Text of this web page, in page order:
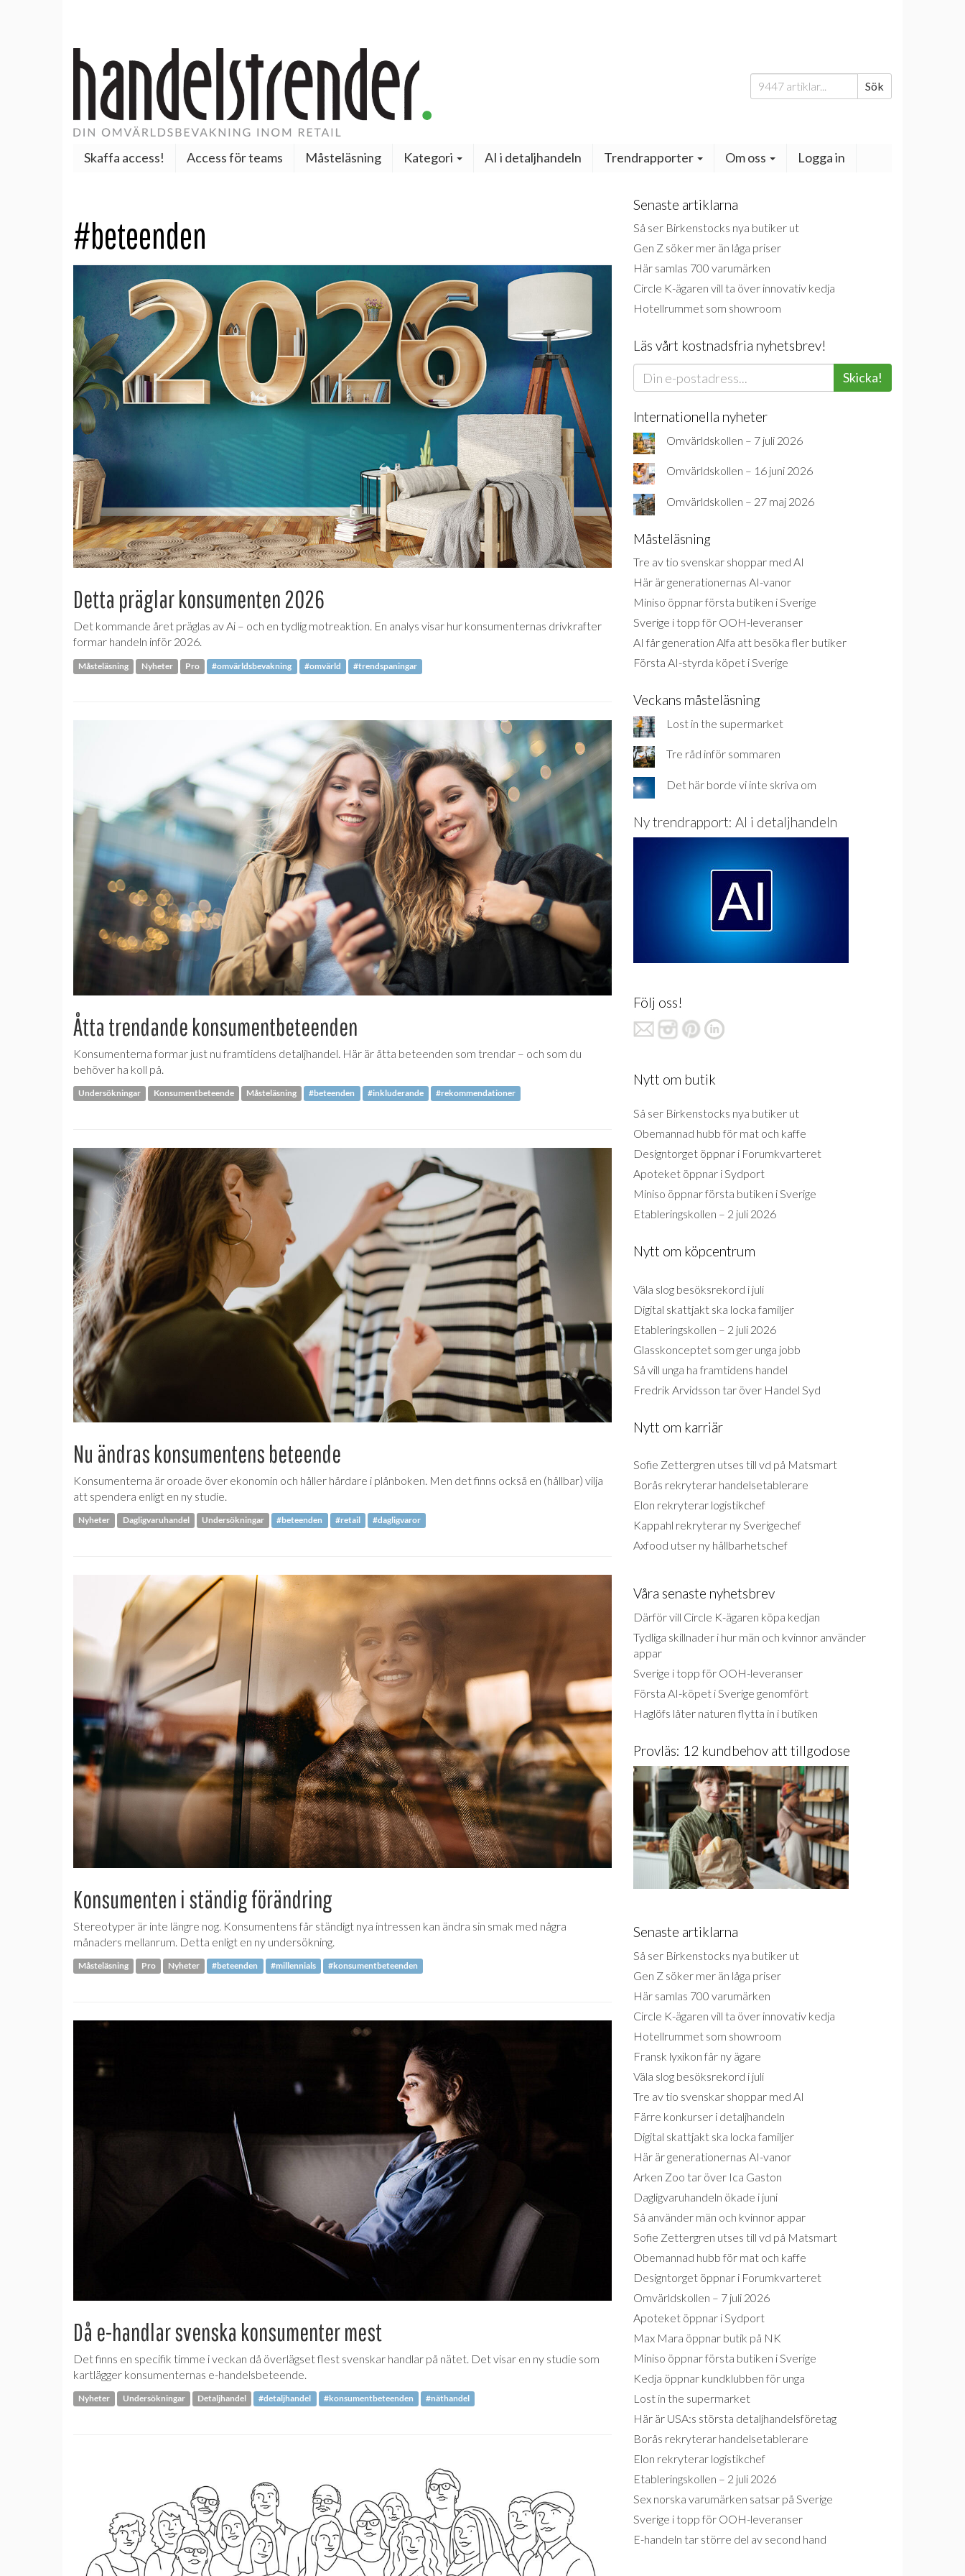
Sök
efter:
Sök
Skaffa access! Access för teams Måsteläsning Kategori AI i detaljhandeln Trendrapporter Om oss Logga in
#beteenden
Detta präglar konsumenten 2026
Det kommande året präglas av Ai – och en tydlig motreaktion. En analys visar hur konsumenternas drivkrafter
formar handeln inför 2026.
Måsteläsning Nyheter Pro #omvärldsbevakning #omvärld #trendspaningar
Åtta trendande konsumentbeteenden
Konsumenterna formar just nu framtidens detaljhandel. Här är åtta beteenden som trendar – och som du
behöver ha koll på.
Undersökningar Konsumentbeteende Måsteläsning #beteenden #inkluderande #rekommendationer
Nu ändras konsumentens beteende
Konsumenterna är oroade över ekonomin och håller hårdare i plånboken. Men det finns också en (hållbar) vilja
att spendera enligt en ny studie.
Nyheter Dagligvaruhandel Undersökningar #beteenden #retail #dagligvaror
Konsumenten i ständig förändring
Stereotyper är inte längre nog. Konsumentens får ständigt nya intressen kan ändra sin smak med några
månaders mellanrum. Detta enligt en ny undersökning.
Måsteläsning Pro Nyheter #beteenden #millennials #konsumentbeteenden
Då e-handlar svenska konsumenter mest
Det finns en specifik timme i veckan då överlägset flest svenskar handlar på nätet. Det visar en ny studie som
kartlägger konsumenternas e-handelsbeteende.
Nyheter Undersökningar Detaljhandel #detaljhandel #konsumentbeteenden #näthandel
Senaste artiklarna
Så ser Birkenstocks nya butiker ut
Gen Z söker mer än låga priser
Här samlas 700 varumärken
Circle K-ägaren vill ta över innovativ kedja
Hotellrummet som showroom
Läs vårt kostnadsfria nyhetsbrev!
Skicka!
Internationella nyheter
Omvärldskollen – 7 juli 2026
Omvärldskollen – 16 juni 2026
Omvärldskollen – 27 maj 2026
Måsteläsning
Tre av tio svenskar shoppar med AI
Här är generationernas AI-vanor
Miniso öppnar första butiken i Sverige
Sverige i topp för OOH-leveranser
AI får generation Alfa att besöka fler butiker
Första AI-styrda köpet i Sverige
Veckans måsteläsning
Lost in the supermarket
Tre råd inför sommaren
Det här borde vi inte skriva om
Ny trendrapport: AI i detaljhandeln
Följ oss!
Nytt om butik
Så ser Birkenstocks nya butiker ut
Obemannad hubb för mat och kaffe
Designtorget öppnar i Forumkvarteret
Apoteket öppnar i Sydport
Miniso öppnar första butiken i Sverige
Etableringskollen – 2 juli 2026
Nytt om köpcentrum
Väla slog besöksrekord i juli
Digital skattjakt ska locka familjer
Etableringskollen – 2 juli 2026
Glasskonceptet som ger unga jobb
Så vill unga ha framtidens handel
Fredrik Arvidsson tar över Handel Syd
Nytt om karriär
Sofie Zettergren utses till vd på Matsmart
Borås rekryterar handelsetablerare
Elon rekryterar logistikchef
Kappahl rekryterar ny Sverigechef
Axfood utser ny hållbarhetschef
Våra senaste nyhetsbrev
Därför vill Circle K-ägaren köpa kedjan
Tydliga skillnader i hur män och kvinnor använder
appar
Sverige i topp för OOH-leveranser
Första AI-köpet i Sverige genomfört
Haglöfs låter naturen flytta in i butiken
Provläs: 12 kundbehov att tillgodose
Senaste artiklarna
Så ser Birkenstocks nya butiker ut
Gen Z söker mer än låga priser
Här samlas 700 varumärken
Circle K-ägaren vill ta över innovativ kedja
Hotellrummet som showroom
Fransk lyxikon får ny ägare
Väla slog besöksrekord i juli
Tre av tio svenskar shoppar med AI
Färre konkurser i detaljhandeln
Digital skattjakt ska locka familjer
Här är generationernas AI-vanor
Arken Zoo tar över Ica Gaston
Dagligvaruhandeln ökade i juni
Så använder män och kvinnor appar
Sofie Zettergren utses till vd på Matsmart
Obemannad hubb för mat och kaffe
Designtorget öppnar i Forumkvarteret
Omvärldskollen – 7 juli 2026
Apoteket öppnar i Sydport
Max Mara öppnar butik på NK
Miniso öppnar första butiken i Sverige
Kedja öppnar kundklubben för unga
Lost in the supermarket
Här är USA:s största detaljhandelsföretag
Borås rekryterar handelsetablerare
Elon rekryterar logistikchef
Etableringskollen – 2 juli 2026
Sex norska varumärken satsar på Sverige
Sverige i topp för OOH-leveranser
E-handeln tar större del av second hand